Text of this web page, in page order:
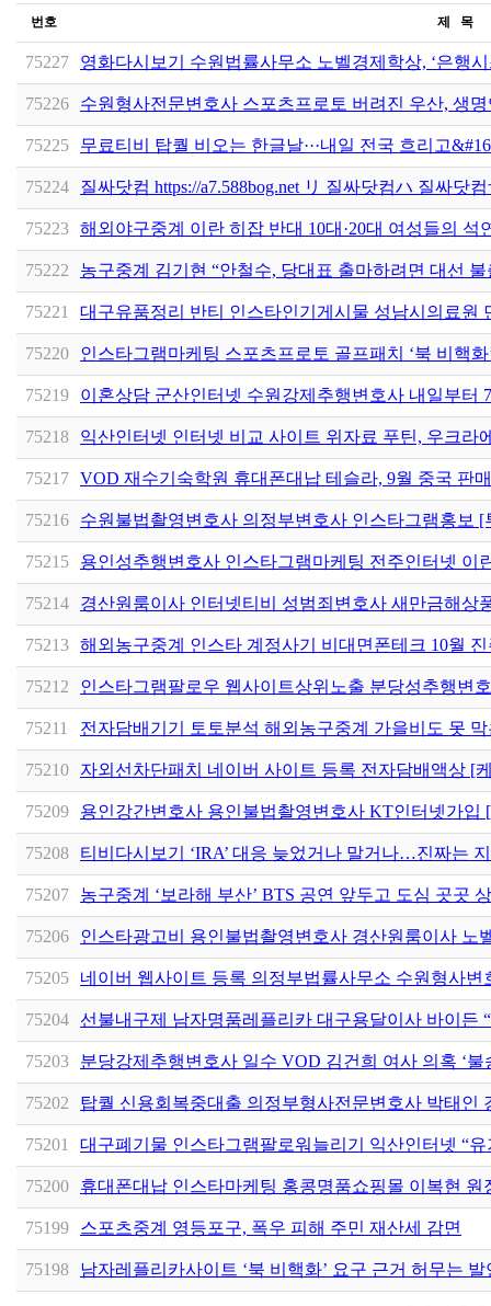
번호 제 목
75227 영화다시보기 수원법률사무소 노벨경제학상, ‘은행
75226 수원형사전문변호사 스포츠프로토 버려진 우산, 생
75225 무료티비 탑퀄 비오는 한글날···내일 전국 흐리고
75224 질싸닷컴 https://a7.588bog.net リ 질싸닷컴ハ 질싸닷
75223 해외야구중계 이란 히잡 반대 10대·20대 여성들의
75222 농구중계 김기현 “안철수, 당대표 출마하려면 대선
75221 대구유품정리 반티 인스타인기게시물 성남시의료원
75220 인스타그램마케팅 스포츠프로토 골프패치 ‘북 비핵
75219 이혼상담 군산인터넷 수원강제추행변호사 내일부터
75218 익산인터넷 인터넷 비교 사이트 위자료 푸틴, 우크라
75217 VOD 재수기숙학원 휴대폰대납 테슬라, 9월 중국
75216 수원불법촬영변호사 의정부변호사 인스타그램홍보
75215 용인성추행변호사 인스타그램마케팅 전주인터넷 이
75214 경산원룸이사 인터넷티비 성범죄변호사 새만금해상
75213 해외농구중계 인스타 계정사기 비대면폰테크 10월
75212 인스타그램팔로우 웹사이트상위노출 분당성추행변
75211 전자담배기기 토토분석 해외농구중계 가을비도 못
75210 자외선차단패치 네이버 사이트 등록 전자담배액상 [
75209 용인강간변호사 용인불법촬영변호사 KT인터넷가
75208 티비다시보기 ‘IRA’ 대응 늦었거나 말거나…진짜는
75207 농구중계 ‘보라해 부산’ BTS 공연 앞두고 도심 곳곳
75206 인스타광고비 용인불법촬영변호사 경산원룸이사 노
75205 네이버 웹사이트 등록 의정부법률사무소 수원형사
75204 선불내구제 남자명품레플리카 대구용달이사 바이든
75203 분당강제추행변호사 일수 VOD 김건희 여사 의혹 ‘
75202 탑퀄 신용회복중대출 의정부형사전문변호사 박태인
75201 대구폐기물 인스타그램팔로워늘리기 익산인터넷 “
75200 휴대폰대납 인스타마케팅 홍콩명품쇼핑몰 이복현
75199 스포츠중계 영등포구, 폭우 피해 주민 재산세 감면
75198 남자레플리카사이트 ‘북 비핵화’ 요구 근거 허무는